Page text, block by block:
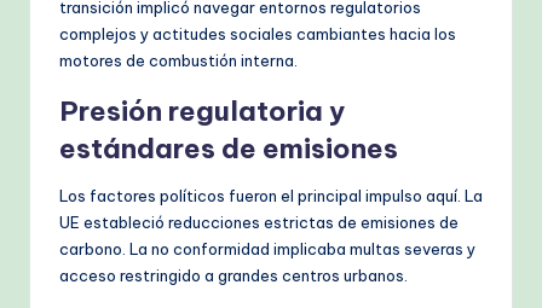
transición implicó navegar entornos regulatorios
complejos y actitudes sociales cambiantes hacia los
motores de combustión interna.
Presión regulatoria y
estándares de emisiones
Los factores políticos fueron el principal impulso aquí. La
UE estableció reducciones estrictas de emisiones de
carbono. La no conformidad implicaba multas severas y
acceso restringido a grandes centros urbanos.